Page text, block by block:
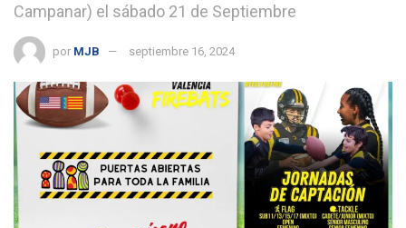
Campanar) el sábado 21 de Septiembre
por MJB septiembre 16, 2024